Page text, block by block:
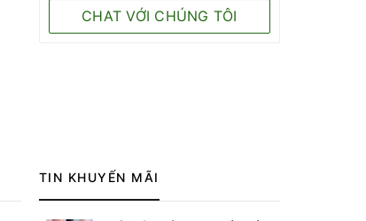
CHAT VỚI CHÚNG TÔI
TIN KHUYẾN MÃI